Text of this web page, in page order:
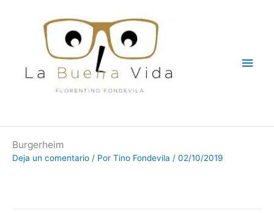
Burgerheim
Deja un comentario / Por Tino Fondevila / 02/10/2019